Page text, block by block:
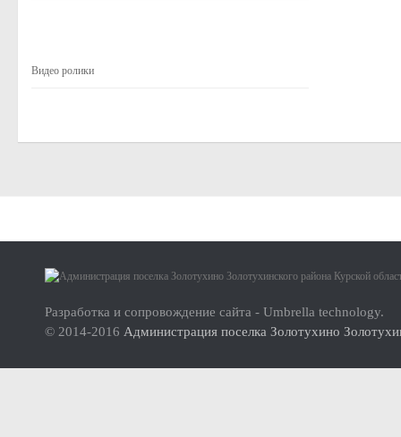
Реестр мест (площадок) накопления твердых коммунальных
ФОРМИРОВАНИЕ ЭКОЛОГИЧЕСКОЙ КУЛЬТУРЫ
Дорожная деятельность
Правила благоустройства территории муниципального
Видео ролики
Разработка и сопровождение сайта - Umbrella technology.
© 2014-2016 Администрация поселка Золотухино